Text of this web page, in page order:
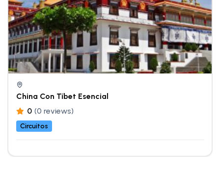
China Con Tíbet Esencial
0 (0 reviews)
Circuitos